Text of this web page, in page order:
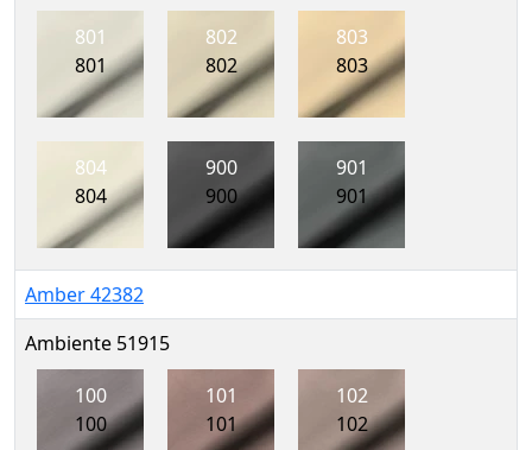
801
801
802
802
803
803
804
804
900
900
901
901
Amber 42382
Ambiente 51915
100
100
101
101
102
102